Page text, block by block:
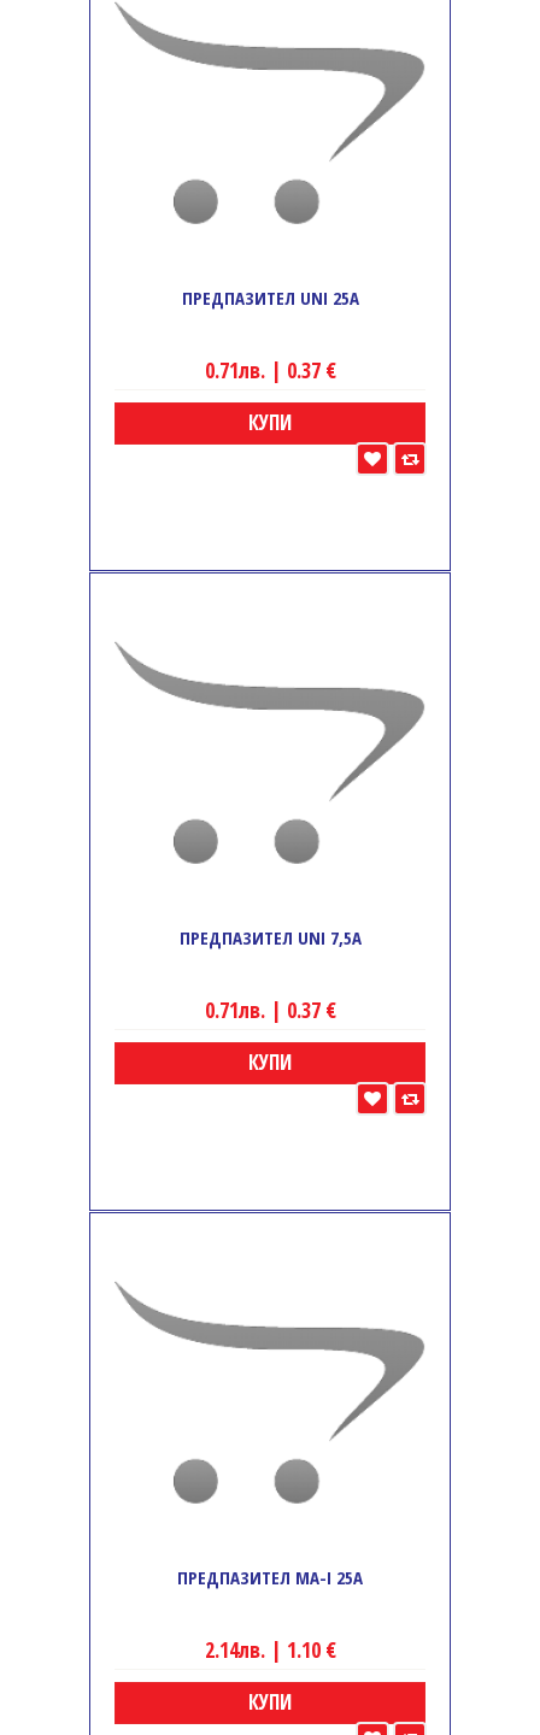
ПРЕДПАЗИТЕЛ UNI 25A
0.71лв. | 0.37 €
КУПИ
ПРЕДПАЗИТЕЛ UNI 7,5A
0.71лв. | 0.37 €
КУПИ
ПРЕДПАЗИТЕЛ MA-I 25A
2.14лв. | 1.10 €
КУПИ